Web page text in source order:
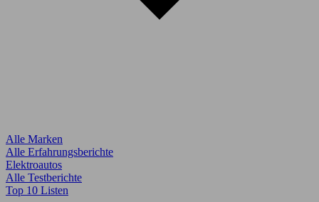
Alle Marken
Alle Erfahrungsberichte
Elektroautos
Alle Testberichte
Top 10 Listen